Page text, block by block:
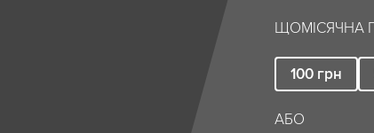
ЩОМІСЯЧНА
100 грн
АБО